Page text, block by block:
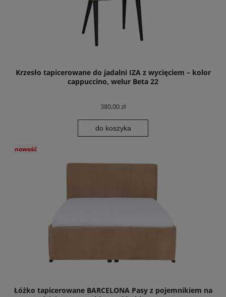
Krzesło tapicerowane do jadalni IZA z wycięciem – kolor
cappuccino, welur Beta 22
380,00 zł
do koszyka
Łóżko tapicerowane BARCELONA Pasy z pojemnikiem na
nowość